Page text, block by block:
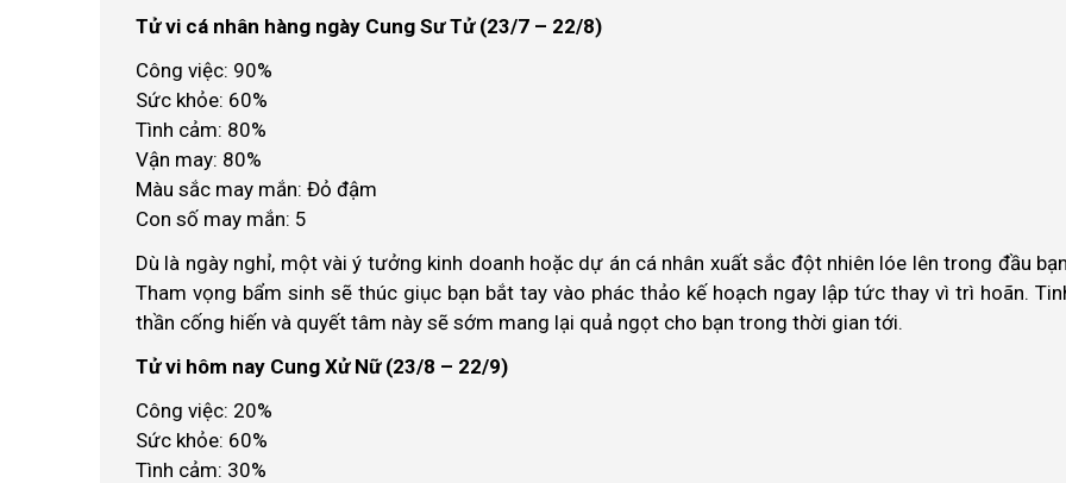
Tử vi cá nhân hàng ngày Cung Sư Tử (23/7 – 22/8)
Công việc: 90%
Sức khỏe: 60%
Tình cảm: 80%
Vận may: 80%
Màu sắc may mắn: Đỏ đậm
Con số may mắn: 5
Dù là ngày nghỉ, một vài ý tưởng kinh doanh hoặc dự án cá nhân xuất sắc đột nhiên lóe lên trong đầu
Tham vọng bẩm sinh sẽ thúc giục bạn bắt tay vào phác thảo kế hoạch ngay lập tức thay vì trì hoãn.
thần cống hiến và quyết tâm này sẽ sớm mang lại quả ngọt cho bạn trong thời gian tới.
Tử vi hôm nay Cung Xử Nữ (23/8 – 22/9)
Công việc: 20%
Sức khỏe: 60%
Tình cảm: 30%